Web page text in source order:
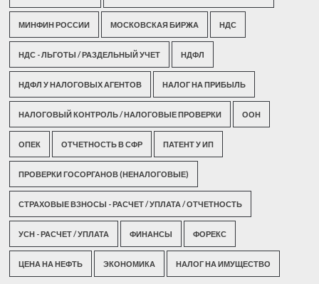
МИНФИН РОССИИ МОСКОВСКАЯ БИРЖА НДС
НДС - ЛЬГОТЫ / РАЗДЕЛЬНЫЙ УЧЕТ НДФЛ
НДФЛ У НАЛОГОВЫХ АГЕНТОВ НАЛОГ НА ПРИБЫЛЬ
НАЛОГОВЫЙ КОНТРОЛЬ / НАЛОГОВЫЕ ПРОВЕРКИ ООН
ОПЕК ОТЧЕТНОСТЬ В СФР ПАТЕНТ У ИП
ПРОВЕРКИ ГОСОРГАНОВ (НЕНАЛОГОВЫЕ)
СТРАХОВЫЕ ВЗНОСЫ - РАСЧЕТ / УПЛАТА / ОТЧЕТНОСТЬ
УСН - РАСЧЕТ / УПЛАТА ФИНАНСЫ ФОРЕКС
ЦЕНА НА НЕФТЬ ЭКОНОМИКА НАЛОГ НА ИМУЩЕСТВО